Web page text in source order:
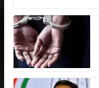
at
s
A
p
e
b
o